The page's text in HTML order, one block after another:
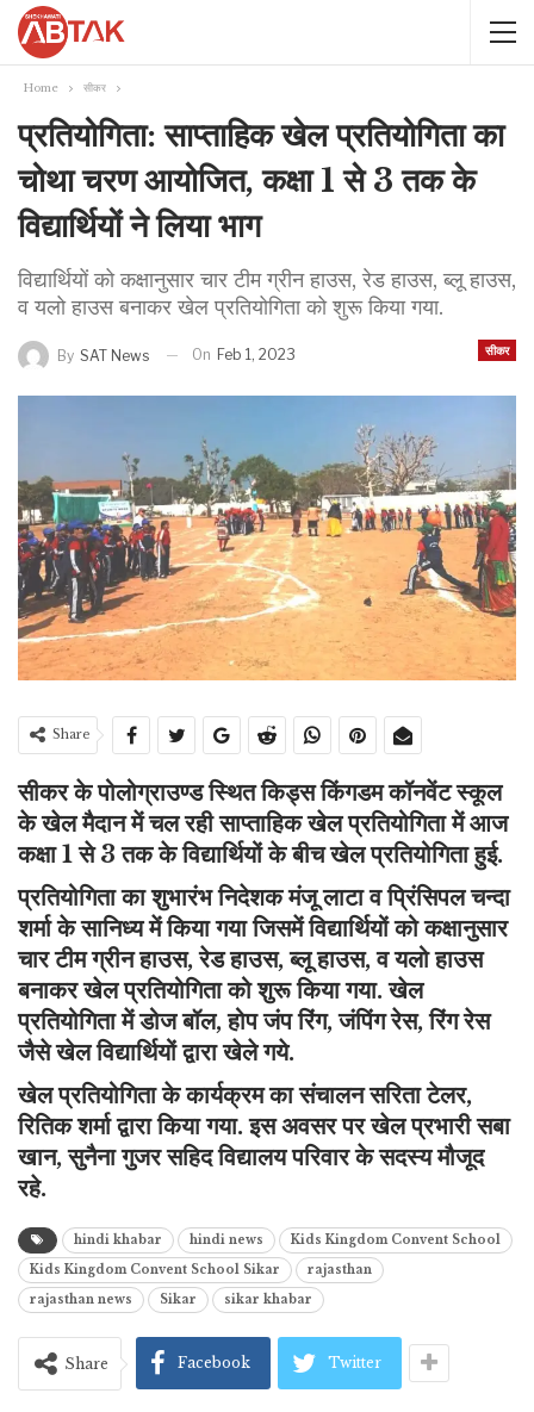
Home सीकर
प्रतियोगिता: साप्ताहिक खेल प्रतियोगिता का
चोथा चरण आयोजित, कक्षा 1 से 3 तक के
विद्यार्थियों ने लिया भाग
विद्यार्थियों को कक्षानुसार चार टीम ग्रीन हाउस, रेड हाउस, ब्लू हाउस,
व यलो हाउस बनाकर खेल प्रतियोगिता को शुरू किया गया.
सीकर
By SAT News On Feb 1, 2023
Share
सीकर के पोलोग्राउण्ड स्थित किड्स किंगडम कॉनवेंट स्कूल
के खेल मैदान में चल रही साप्ताहिक खेल प्रतियोगिता में आज
कक्षा 1 से 3 तक के विद्यार्थियों के बीच खेल प्रतियोगिता हुई.
प्रतियोगिता का शुभारंभ निदेशक मंजू लाटा व प्रिंसिपल चन्दा
शर्मा के सानिध्य में किया गया जिसमें विद्यार्थियों को कक्षानुसार
चार टीम ग्रीन हाउस, रेड हाउस, ब्लू हाउस, व यलो हाउस
बनाकर खेल प्रतियोगिता को शुरू किया गया. खेल
प्रतियोगिता में डोज बॉल, होप जंप रिंग, जंपिंग रेस, रिंग रेस
जैसे खेल विद्यार्थियों द्वारा खेले गये.
खेल प्रतियोगिता के कार्यक्रम का संचालन सरिता टेलर,
रितिक शर्मा द्वारा किया गया. इस अवसर पर खेल प्रभारी सबा
खान, सुनैना गुजर सहिद विद्यालय परिवार के सदस्य मौजूद
रहे.
hindi khabar hindi news
Kids Kingdom Convent School
Kids Kingdom Convent School Sikar
rajasthan
rajasthan news
Sikar sikar khabar
Share Facebook Twitter